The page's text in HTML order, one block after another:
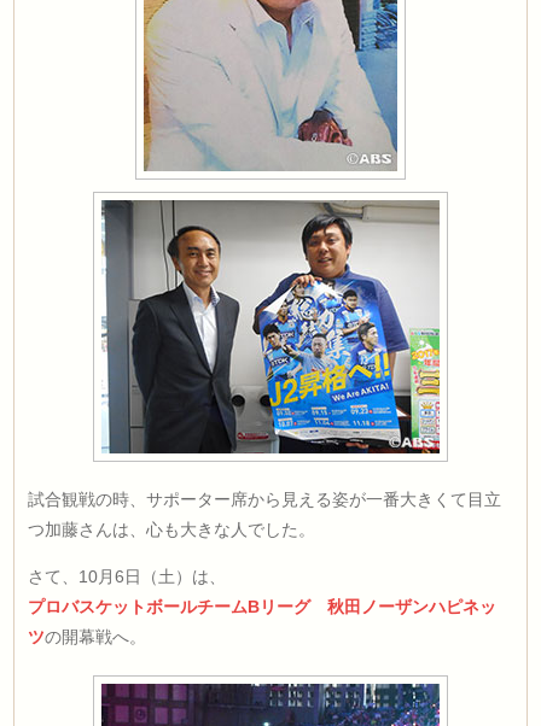
試合観戦の時、サポーター席から見える姿が一番大きくて目立
つ加藤さんは、心も大きな人でした。
さて、10月6日（土）は、
プロバスケットボールチームBリーグ 秋田ノーザンハピネッ
ツの開幕戦へ。